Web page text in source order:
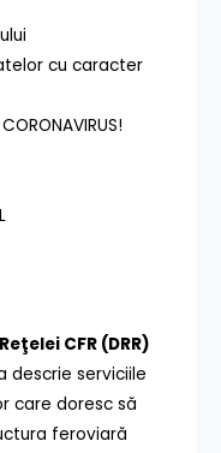
cu caracter
CFR (DRR)
descrie serviciile
care doresc să
feroviară